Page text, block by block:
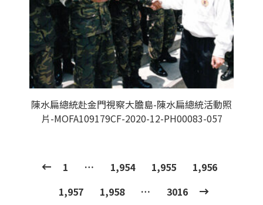
陳水扁總統赴金門視察大膽島-陳水扁總統活動照
片-MOFA109179CF-2020-12-PH00083-057
1 … 1,954 1,955
1,956
1,957
1,958 … 3016